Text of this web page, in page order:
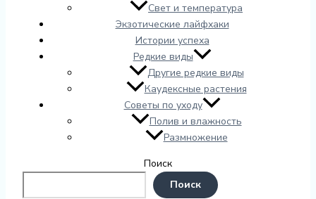
Свет и температура
Экзотические лайфхаки
Истории успеха
Редкие виды
Другие редкие виды
Каудексные растения
Советы по уходу
Полив и влажность
Размножение
Поиск
Поиск